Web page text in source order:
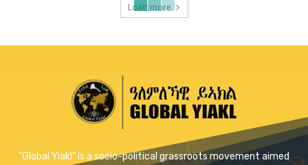
Load more
"Global Yiakl” is a socio-political grassroots movement aimed